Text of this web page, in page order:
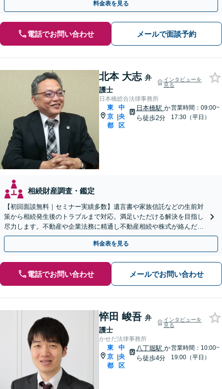
料金表を見る
電話でお問い合わせ メールで面談予約
北本 大志 弁
護士
インタビューを
見る
日本橋総合法律事務所
東
京
都
|
中
央
区
日本橋駅 か
ら徒歩2分
営業時間：09:00~
17:30（平日）
相続財産調査・鑑定
【初回面談無料｜セミナー実績多数】遺言書や家族信託などの生前対
策から相続発生後のトラブルまで対応。満足いただける解決を目指し
尽力します。不動産や企業法務に精通し不動産相続や株式が絡んだ相
続もお任せください【日本橋駅2分・オンライン面談OK】
料金表を見る
電話でお問い合わせ メールでお問い合わせ
悴田 峻吾 弁
護士
インタビューを
見る
かせだ法律事務所
東
京
都
|
中
央
区
八丁堀駅 か
ら徒歩4分
営業時間：10:00~
19:00（平日）